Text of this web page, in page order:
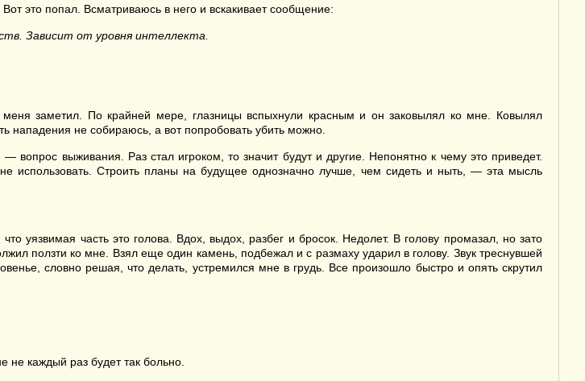
это попал. Всматриваюсь в него и вскакивает сообщение:
Зависит от уровня интеллекта.
заметил. По крайней мере, глазницы вспыхнули красным и он заковылял ко мне. Ковылял
нападения не собираюсь, а вот попробовать убить можно.
выживания. Раз стал игроком, то значит будут и другие. Непонятно к чему это приведет.
использовать. Строить планы на будущее однозначно лучше, чем сидеть и ныть, — эта мысль
уязвимая часть это голова. Вдох, выдох, разбег и бросок. Недолет. В голову промазал, но зато
ползти ко мне. Взял еще один камень, подбежал и с размаху ударил в голову. Звук треснувшей
словно решая, что делать, устремился мне в грудь. Все произошло быстро и опять скрутил
каждый раз будет так больно.